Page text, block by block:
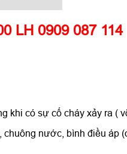
LH 0909 087 114
khi có sự cố cháy xảy ra (
chuông nước, bình điều áp